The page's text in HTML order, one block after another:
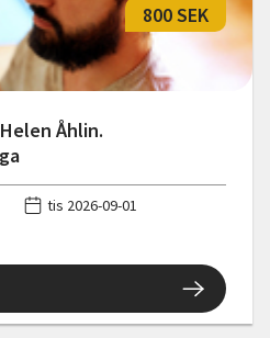
Åhlin.
800 SEK
tis 2026-09-01